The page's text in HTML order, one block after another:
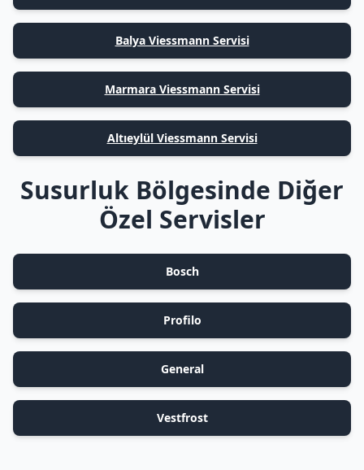
Balya Viessmann Servisi
Marmara Viessmann Servisi
Altıeylül Viessmann Servisi
Susurluk Bölgesinde Diğer
Özel Servisler
Bosch
Profilo
General
Vestfrost